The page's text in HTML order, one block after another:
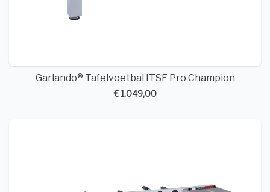
Garlando® Tafelvoetbal ITSF Pro Champion
€ 1.049,00